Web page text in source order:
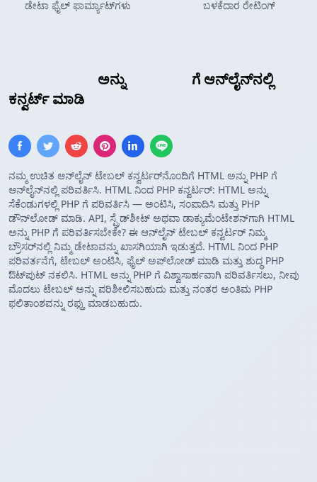
ಅನ್ನು
ಗೆ ಆನ್‌ಲೈನ್‌ನಲ್ಲಿ
ಕನ್ವರ್ಟ್ ಮಾಡಿ
ನಮ್ಮ ಉಚಿತ ಆನ್‌ಲೈನ್ ಟೇಬಲ್ ಕನ್ವರ್ಟರ್‌ನೊಂದಿಗೆ HTML ಅನ್ನು PHP ಗೆ
ಆನ್‌ಲೈನ್‌ನಲ್ಲಿ ಪರಿವರ್ತಿಸಿ. HTML ನಿಂದ PHP ಕನ್ವರ್ಟರ್: HTML ಅನ್ನು
ಸೆಕೆಂಡುಗಳಲ್ಲಿ PHP ಗೆ ಪರಿವರ್ತಿಸಿ — ಅಂಟಿಸಿ, ಸಂಪಾದಿಸಿ ಮತ್ತು PHP
ಡೌನ್‌ಲೋಡ್ ಮಾಡಿ. API, ಸ್ಪ್ರೆಡ್‌ಶೀಟ್ ಅಥವಾ ಡಾಕ್ಯುಮೆಂಟೇಶನ್‌ಗಾಗಿ HTML
ಅನ್ನು PHP ಗೆ ಪರಿವರ್ತಿಸಬೇಕೇ? ಈ ಆನ್‌ಲೈನ್ ಟೇಬಲ್ ಕನ್ವರ್ಟರ್ ನಿಮ್ಮ
ಬ್ರೌಸರ್‌ನಲ್ಲಿ ನಿಮ್ಮ ಡೇಟಾವನ್ನು ಖಾಸಗಿಯಾಗಿ ಇಡುತ್ತದೆ. HTML ನಿಂದ PHP
ಪರಿವರ್ತನೆಗೆ, ಟೇಬಲ್ ಅಂಟಿಸಿ, ಫೈಲ್ ಅಪ್‌ಲೋಡ್ ಮಾಡಿ ಮತ್ತು ಶುದ್ಧ PHP
ಔಟ್‌ಪುಟ್ ನಕಲಿಸಿ. HTML ಅನ್ನು PHP ಗೆ ವಿಶ್ವಾಸಾರ್ಹವಾಗಿ ಪರಿವರ್ತಿಸಲು, ನೀವು
ಮೊದಲು ಟೇಬಲ್ ಅನ್ನು ಪರಿಶೀಲಿಸಬಹುದು ಮತ್ತು ನಂತರ ಅಂತಿಮ PHP
ಫಲಿತಾಂಶವನ್ನು ರಫ್ತು ಮಾಡಬಹುದು.
ಡೇಟಾ ಫೈಲ್ ಫಾರ್ಮ್ಯಾಟ್‌ಗಳು ಬಳಕೆದಾರ ರೇಟಿಂಗ್